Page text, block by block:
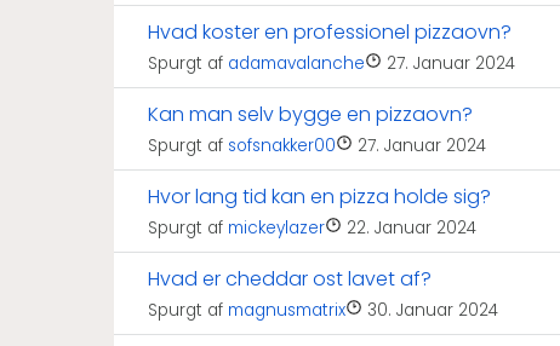
Hvad koster en professionel pizzaovn?
Spurgt af adamavalanche 27. Januar 2024
Kan man selv bygge en pizzaovn?
Spurgt af sofsnakker00 27. Januar 2024
Hvor lang tid kan en pizza holde sig?
Spurgt af mickeylazer 22. Januar 2024
Hvad er cheddar ost lavet af?
Spurgt af magnusmatrix 30. Januar 2024